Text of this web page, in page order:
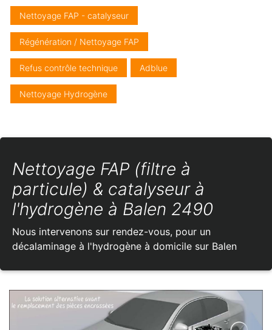
Nettoyage FAP - catalyseur
Régénération / Nettoyage FAP
Refus contrôle technique Adblue
Nettoyage Hydrogène
Nettoyage FAP (filtre à
particule) & catalyseur à
l'hydrogène à Balen 2490
Nous intervenons sur rendez-vous, pour un
décalaminage à l'hydrogène à domicile sur Balen